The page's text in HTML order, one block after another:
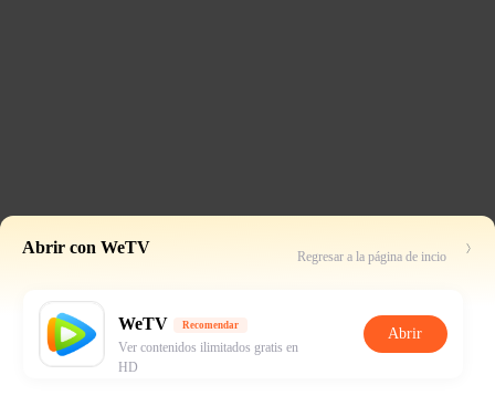
Abrir con WeTV Regresar a la página de incio
WeTV Recomendar
Ver contenidos ilimitados gratis en
HD
Abrir